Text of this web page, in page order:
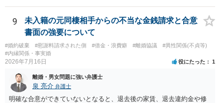
ため、弁護士としては推奨しないことが一般的かと思います。
9
未入籍の元同棲相手からの不当な金銭請求と合意
書面の強要について
#婚約破棄 #慰謝料請求された側 #借金・浪費癖 #離婚協議
#異性関係(不貞等)
#内縁関係・事実婚
2026年7月16日 役にたった 1
離婚・男女問題に強い弁護士
泉 亮介 弁護士
明確な合意ができていないとなると、退去後の家賃、退去違約金や修